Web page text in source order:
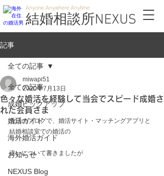
Anyone Anywhere Anytime
結婚相談所NEXUS
記事
全ての記事
成婚ピックアップ
婚活ガイド
海外婚活ガイド
お知らせ
NEXUS Blog
全ての記事
色々な婚活を経験して当会でスピード成婚さ
れた会員さま
miwapi51
2020年7月13日
先日のブログで、婚活サイト・マッチングアプリと
結婚相談室での婚活の
違いについて書きましたが